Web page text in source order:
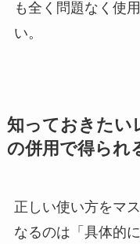
も全く問題なく使
い。
知っておきたい
の併用で得られ
正しい使い方をマ
なるのは「具体的